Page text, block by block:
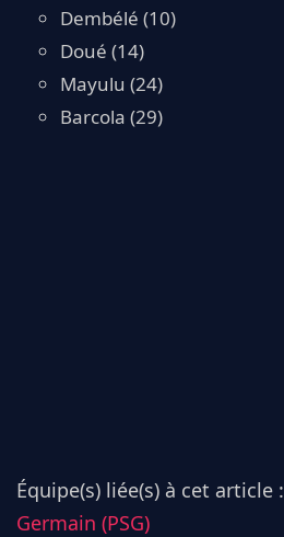
Dembélé (10)
Doué (14)
Mayulu (24)
Barcola (29)
Équipe(s) liée(s) à cet article :
Germain (PSG)